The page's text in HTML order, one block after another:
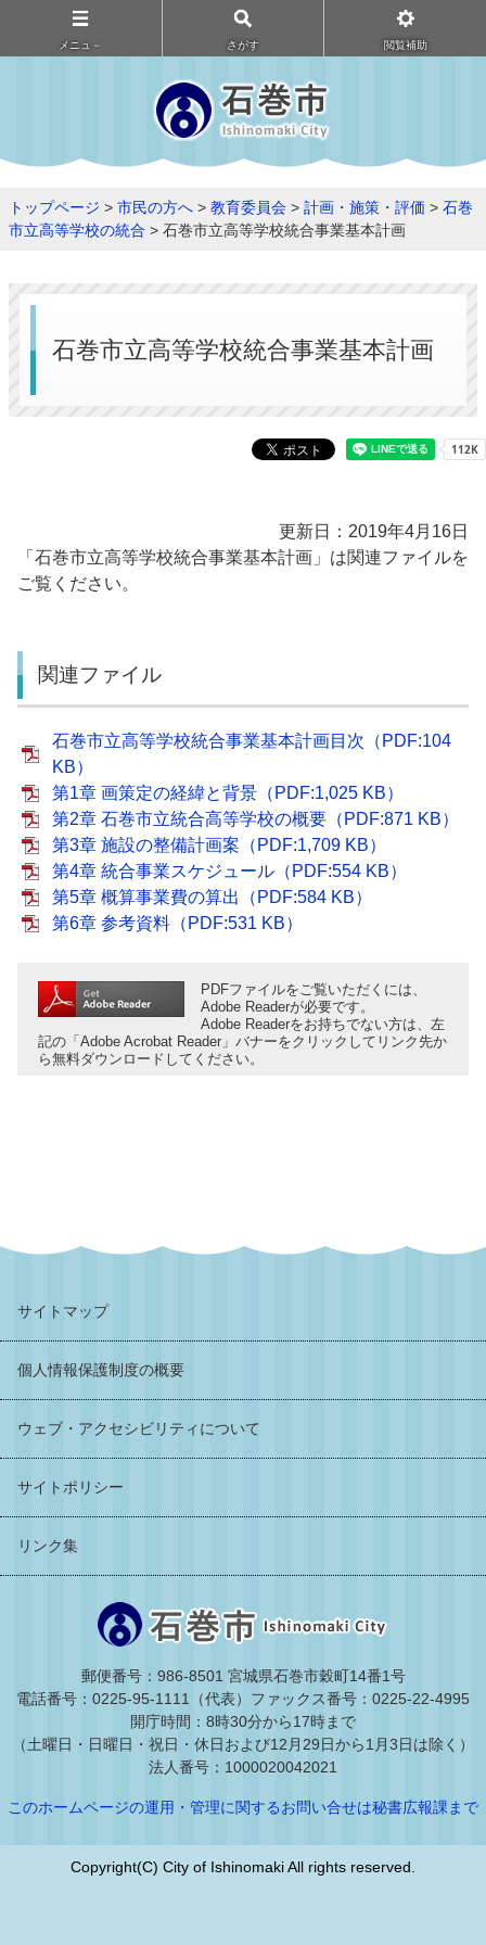
メニュ－ さがす 閲覧補助
トップページ > 市民の方へ > 教育委員会 > 計画・施策・評価 > 石巻
市立高等学校の統合 > 石巻市立高等学校統合事業基本計画
石巻市立高等学校統合事業基本計画
更新日：2019年4月16日
「石巻市立高等学校統合事業基本計画」は関連ファイルを
ご覧ください。
関連ファイル
石巻市立高等学校統合事業基本計画目次（PDF:104
KB）
第1章 画策定の経緯と背景（PDF:1,025 KB）
第2章 石巻市立統合高等学校の概要（PDF:871 KB）
第3章 施設の整備計画案（PDF:1,709 KB）
第4章 統合事業スケジュール（PDF:554 KB）
第5章 概算事業費の算出（PDF:584 KB）
第6章 参考資料（PDF:531 KB）
PDFファイルをご覧いただくには、
Adobe Readerが必要です。
Adobe Readerをお持ちでない方は、左
記の「Adobe Acrobat Reader」バナーをクリックしてリンク先か
ら無料ダウンロードしてください。
サイトマップ
個人情報保護制度の概要
ウェブ・アクセシビリティについて
サイトポリシー
リンク集
郵便番号：986-8501 宮城県石巻市穀町14番1号
電話番号：0225-95-1111（代表） ファックス番号：0225-22-4995
開庁時間：8時30分から17時まで
（土曜日・日曜日・祝日・休日および12月29日から1月3日は除く）
法人番号：1000020042021
このホームページの運用・管理に関するお問い合せは秘書広報課まで
Copyright(C) City of Ishinomaki All rights reserved.